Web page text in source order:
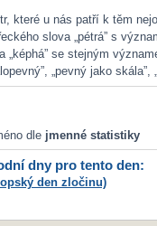
které u nás patří k těm
slova „pétrá” s
„képhá” se stejným
„pevný jako skála”,
dle jmenné statistiky
dny pro tento den:
den zločinu)